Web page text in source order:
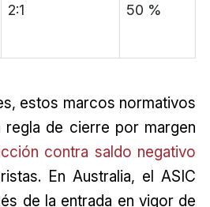
2:1 50 %
estos marcos normativos
regla de cierre por margen
contra saldo negativo
En Australia, el ASIC
de la entrada en vigor de